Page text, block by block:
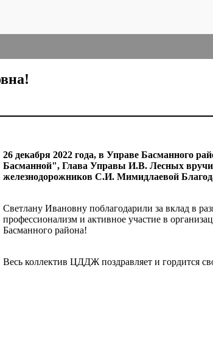
26 декабря 2022 года, в Управе Басманного
Басманной", Глава Управы И.В. Лесных
железнодорожников С.И. Мимидлаевой
Светлану Ивановну поблагодарили за вклад в
профессионализм и активное участие в
Басманного района!
Весь коллектив ЦДДЖ поздравляет и гордится